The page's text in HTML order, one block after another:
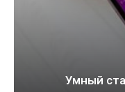
Умный